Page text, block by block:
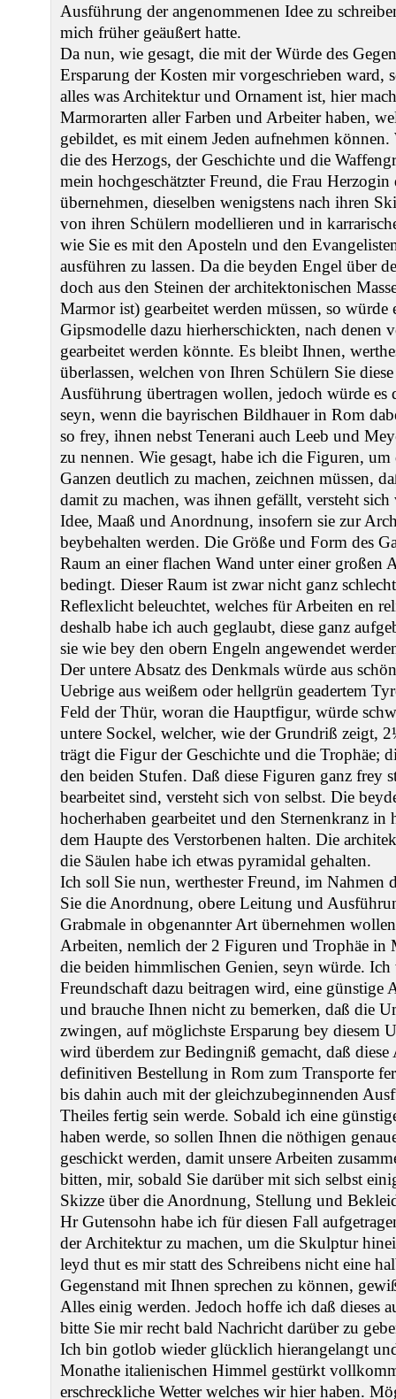
Ausführung der angenommenen Idee zu
mich früher geäußert hatte.
Da nun, wie gesagt, die mit der Würde des
Ersparung der Kosten mir vorgeschrieben ward,
alles was Architektur und Ornament ist, hier
Marmorarten aller Farben und Arbeiter haben,
gebildet, es mit einem Jeden aufnehmen
die des Herzogs, der Geschichte und die
mein hochgeschätzter Freund, die Frau Herzogin
übernehmen, dieselben wenigstens nach ihren
von ihren Schülern modellieren und in
wie Sie es mit den Aposteln und den
ausführen zu lassen. Da die beyden Engel über
doch aus den Steinen der architektonischen
Marmor ist) gearbeitet werden müssen, so würde
Gipsmodelle dazu hierherschickten, nach denen
gearbeitet werden könnte. Es bleibt Ihnen,
überlassen, welchen von Ihren Schülern Sie
Ausführung übertragen wollen, jedoch würde es
seyn, wenn die bayrischen Bildhauer in Rom
so frey, ihnen nebst Tenerani auch Leeb und
zu nennen. Wie gesagt, habe ich die Figuren,
Ganzen deutlich zu machen, zeichnen müssen,
damit zu machen, was ihnen gefällt, versteht
Idee, Maaß und Anordnung, insofern sie zur
beybehalten werden. Die Größe und Form des
Raum an einer flachen Wand unter einer großen
bedingt. Dieser Raum ist zwar nicht ganz
Reflexlicht beleuchtet, welches für Arbeiten en
deshalb habe ich auch geglaubt, diese ganz
sie wie bey den obern Engeln angewendet
Der untere Absatz des Denkmals würde aus
Uebrige aus weißem oder hellgrün geadertem
Feld der Thür, woran die Hauptfigur, würde
untere Sockel, welcher, wie der Grundriß zeigt,
trägt die Figur der Geschichte und die Trophäe;
den beiden Stufen. Daß diese Figuren ganz frey
bearbeitet sind, versteht sich von selbst. Die
hocherhaben gearbeitet und den Sternenkranz
dem Haupte des Verstorbenen halten. Die
die Säulen habe ich etwas pyramidal gehalten.
Ich soll Sie nun, werthester Freund, im Nahmen
Sie die Anordnung, obere Leitung und
Grabmale in obgenannter Art übernehmen
Arbeiten, nemlich der 2 Figuren und Trophäe in
die beiden himmlischen Genien, seyn würde. Ich
Freundschaft dazu beitragen wird, eine günstige
und brauche Ihnen nicht zu bemerken, daß die
zwingen, auf möglichste Ersparung bey diesem
wird überdem zur Bedingniß gemacht, daß diese
definitiven Bestellung in Rom zum Transporte
bis dahin auch mit der gleichzubeginnenden
Theiles fertig sein werde. Sobald ich eine
haben werde, so sollen Ihnen die nöthigen
geschickt werden, damit unsere Arbeiten
bitten, mir, sobald Sie darüber mit sich selbst
Skizze über die Anordnung, Stellung und
Hr Gutensohn habe ich für diesen Fall
der Architektur zu machen, um die Skulptur
leyd thut es mir statt des Schreibens nicht eine
Gegenstand mit Ihnen sprechen zu können,
Alles einig werden. Jedoch hoffe ich daß dieses
bitte Sie mir recht bald Nachricht darüber zu
Ich bin gotlob wieder glücklich hierangelangt
Monathe italienischen Himmel gestürkt
erschreckliche Wetter welches wir hier haben.